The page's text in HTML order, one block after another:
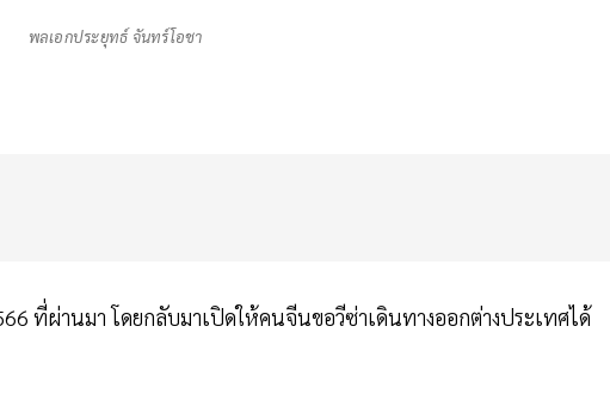
พลเอกประยุทธ์ จันทร์โอชา
ที่ผ่านมา โดยกลับมาเปิดให้คนจีนขอวีซ่าเดินทางออกต่างประเทศได้